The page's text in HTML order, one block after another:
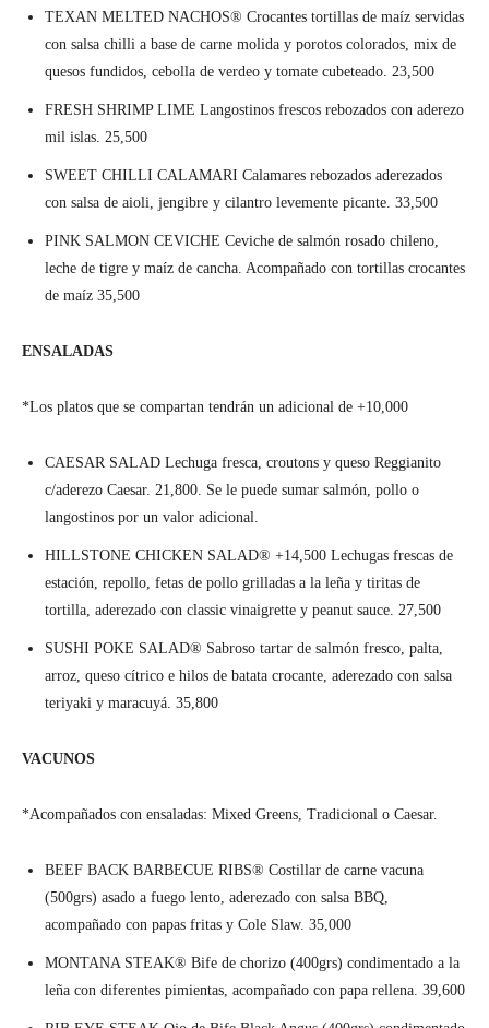
TEXAN MELTED NACHOS® Crocantes tortillas de maíz servidas
con salsa chilli a base de carne molida y porotos colorados, mix de
quesos fundidos, cebolla de verdeo y tomate cubeteado. 23,500
FRESH SHRIMP LIME Langostinos frescos rebozados con aderezo
mil islas. 25,500
SWEET CHILLI CALAMARI Calamares rebozados aderezados
con salsa de aioli, jengibre y cilantro levemente picante. 33,500
PINK SALMON CEVICHE Ceviche de salmón rosado chileno,
leche de tigre y maíz de cancha. Acompañado con tortillas crocantes
de maíz 35,500
ENSALADAS
*Los platos que se compartan tendrán un adicional de +10,000
CAESAR SALAD Lechuga fresca, croutons y queso Reggianito
c/aderezo Caesar. 21,800. Se le puede sumar salmón, pollo o
langostinos por un valor adicional.
HILLSTONE CHICKEN SALAD® +14,500 Lechugas frescas de
estación, repollo, fetas de pollo grilladas a la leña y tiritas de
tortilla, aderezado con classic vinaigrette y peanut sauce. 27,500
SUSHI POKE SALAD® Sabroso tartar de salmón fresco, palta,
arroz, queso cítrico e hilos de batata crocante, aderezado con salsa
teriyaki y maracuyá. 35,800
VACUNOS
*Acompañados con ensaladas: Mixed Greens, Tradicional o Caesar.
BEEF BACK BARBECUE RIBS® Costillar de carne vacuna
(500grs) asado a fuego lento, aderezado con salsa BBQ,
acompañado con papas fritas y Cole Slaw. 35,000
MONTANA STEAK® Bife de chorizo (400grs) condimentado a la
leña con diferentes pimientas, acompañado con papa rellena. 39,600